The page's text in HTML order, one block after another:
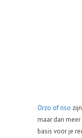
Orzo of riso
maar dan
basis voor je